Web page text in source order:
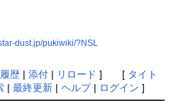
dust.jp/pukiwiki/?NSL
履歴| 添付| リロード ] [ タイト
| 最終更新| ヘルプ| ログイン ]